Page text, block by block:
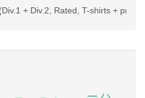
+ Div.2, Rated, T-shirts +